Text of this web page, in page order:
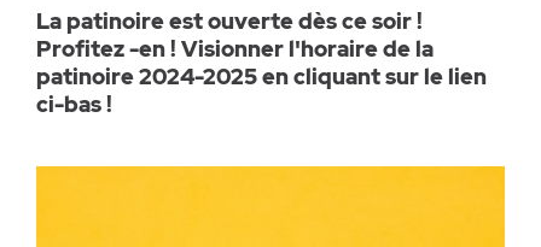
La patinoire est ouverte dès ce soir !
Profitez -en ! Visionner l'horaire de la
patinoire 2024-2025 en cliquant sur le lien
ci-bas !